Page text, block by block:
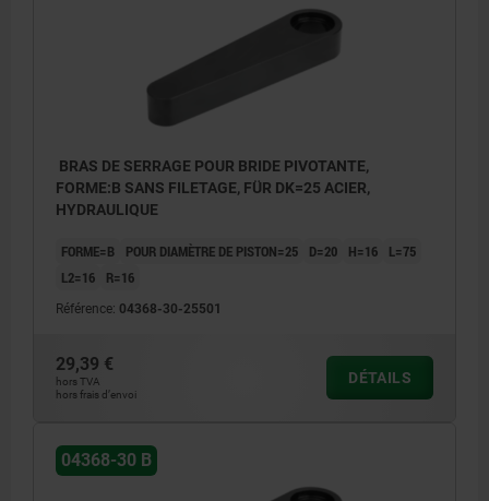
BRAS DE SERRAGE POUR BRIDE PIVOTANTE,
FORME:B SANS FILETAGE, FÜR DK=25 ACIER,
HYDRAULIQUE
FORME=B POUR DIAMÈTRE DE PISTON=25 D=20 H=16
L=75
L2=16
R=16
Référence: 04368-30-25501
29,39 €
hors TVA
hors frais d’envoi
DÉTAILS
04368-30 B